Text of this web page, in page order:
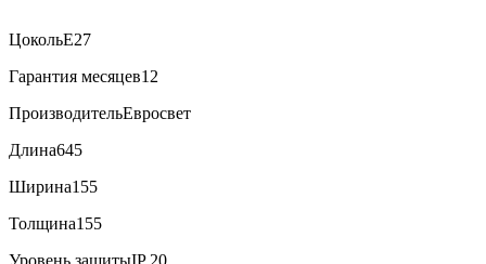
ЦокольЕ27
Гарантия месяцев12
ПроизводительЕвросвет
Длина645
Ширина155
Толщина155
Уровень защитыIP 20